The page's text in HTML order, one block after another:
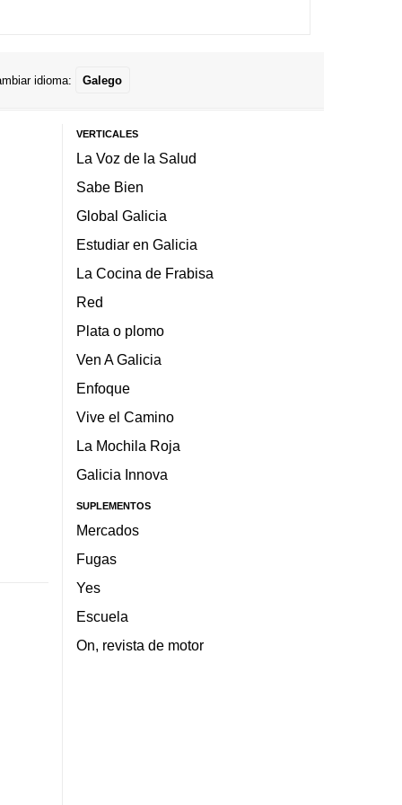
idioma: Galego
VERTICALES
La Voz de la Salud
Sabe Bien
Global Galicia
Estudiar en Galicia
La Cocina de Frabisa
Red
Plata o plomo
Ven A Galicia
Enfoque
Vive el Camino
La Mochila Roja
Galicia Innova
SUPLEMENTOS
Mercados
Fugas
Yes
Escuela
On, revista de motor